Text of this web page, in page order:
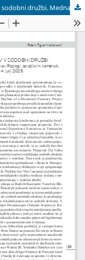
Vloga mrtvih v življenju posameznikov v sodobni družbi. Mednarodna konferenca Delovanje mrtvih v življenju posameznikov: Razlogi, sprožilci in konteksti